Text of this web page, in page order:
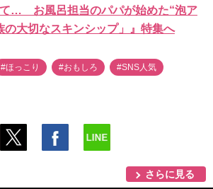
て… お風呂担当のパパが始めた“泡ア
の大切なスキンシップ」』特集へ
#ほっこり #おもしろ #SNS人気
さらに見る